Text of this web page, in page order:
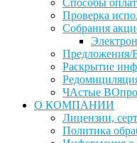
Способы
Проверка
Собрания
Раскрытие
ЧАстые
О КОМПАНИИ
Лицензии,
Политика